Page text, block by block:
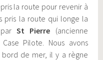
la route pour revenir à
pris la route qui longe la
parSt Pierre (ancienne
Pilote. Nous avons
de mer, il y a règne